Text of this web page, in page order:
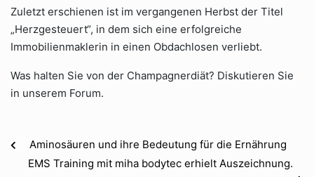
Zuletzt erschienen ist im vergangenen Herbst der Titel
„Herzgesteuert“, in dem sich eine erfolgreiche
Immobilienmaklerin in einen Obdachlosen verliebt.
Was halten Sie von der Champagnerdiät? Diskutieren Sie
in unserem Forum.
Aminosäuren und ihre Bedeutung für die Ernährung
EMS Training mit miha bodytec erhielt Auszeichnung.